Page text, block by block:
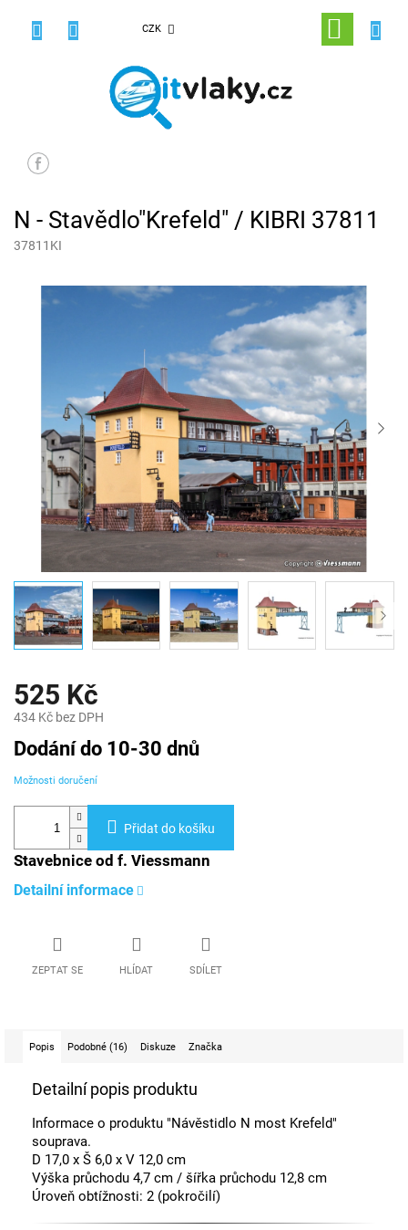
CZK
NÁKUPNÍ
KOŠÍK
N - Stavědlo"Krefeld" / KIBRI 37811
37811KI
525 Kč
434 Kč bez DPH
Měrná
cena:
Dodání do 10-30 dnů
Možnosti doručení
Přidat do košíku
Stavebnice od f. Viessmann
Detailní informace
ZEPTAT SE HLÍDAT SDÍLET
Popis Podobné (16) Diskuze Značka
Detailní popis produktu
Informace o produktu "Návěstidlo N most Krefeld"
souprava.
D 17,0 x Š 6,0 x V 12,0 cm
Výška průchodu 4,7 cm / šířka průchodu 12,8 cm
Úroveň obtížnosti: 2 (pokročilí)